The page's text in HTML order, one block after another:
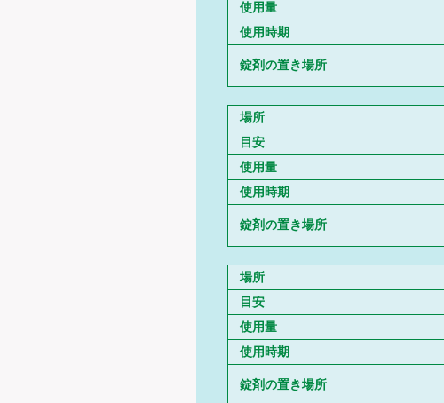
使用量
使用時期
錠剤の置き場所
場所
目安
使用量
使用時期
錠剤の置き場所
場所
目安
使用量
使用時期
錠剤の置き場所